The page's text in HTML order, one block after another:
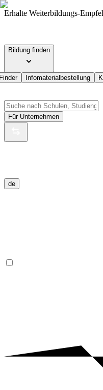
Erhalte Weiterbildungs-
Bildung finden
Infomaterialbestellung
Für Unternehmen
de